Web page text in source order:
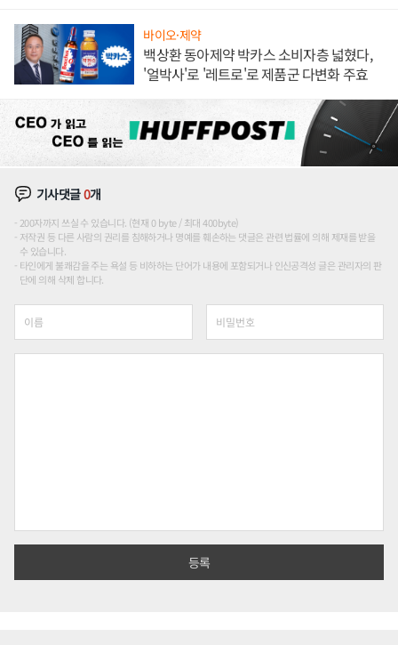
바이오·제약
백상환 동아제약 박카스 소비자층 넓혔다,
'얼박사'로 '레트로'로 제품군 다변화 주효
기사댓글0개
200자까지 쓰실 수 있습니다. (현재 0 byte / 최대 400byte)
저작권 등 다른 사람의 권리를 침해하거나 명예를 훼손하는 댓글은 관련 법률에 의해 제재를 받을
수 있습니다.
타인에게 불쾌감을 주는 욕설 등 비하하는 단어가 내용에 포함되거나 인신공격성 글은 관리자의 판
단에 의해 삭제 합니다.